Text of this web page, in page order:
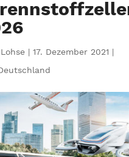
| 17. Dezember 2021 |